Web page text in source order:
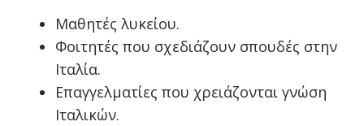
Μαθητές λυκείου.
Φοιτητές που σχεδιάζουν σπουδές στην
Ιταλία.
Επαγγελματίες που χρειάζονται γνώση
Ιταλικών.